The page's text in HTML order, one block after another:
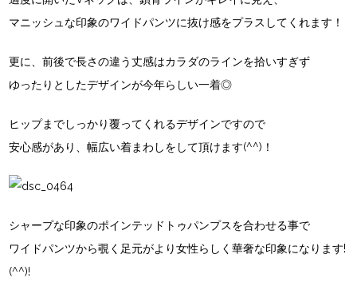
マニッシュな印象のワイドパンツに抜け感をプラスしてくれます！
更に、前後で長さの違う丈感はカラダのラインを拾いすぎず
ゆったりとしたデザインが今年らしい一着◎
ヒップまでしっかり覆ってくれるデザインですので
安心感があり、幅広い着まわしをして頂けます(^^)！
シャープな印象のポインテッドトゥパンプスを合わせる事で
ワイドパンツから覗く足元がより女性らしく華奢な印象になります!
(^^)!